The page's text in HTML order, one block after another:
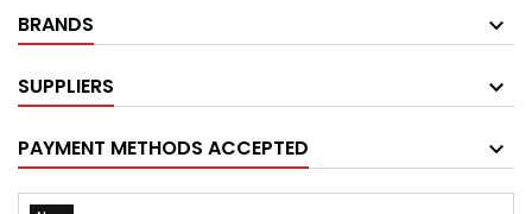
BRANDS
SUPPLIERS
PAYMENT METHODS ACCEPTED